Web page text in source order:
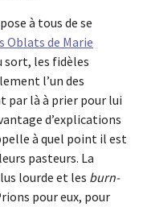
à tous de se
Oblats de Marie
sort, les fidèles
l’un des
par là à prier pour lui
d’explications
à quel point il est
pasteurs. La
lourde et les burn-
pour eux, pour